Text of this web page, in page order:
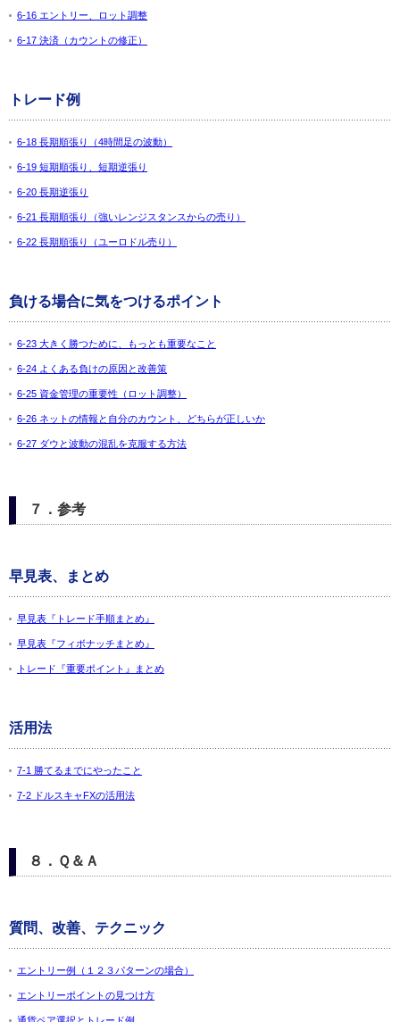
6-16 エントリー、ロット調整
6-17 決済（カウントの修正）
トレード例
6-18 長期順張り（4時間足の波動）
6-19 短期順張り、短期逆張り
6-20 長期逆張り
6-21 長期順張り（強いレンジスタンスからの売り）
6-22 長期順張り（ユーロドル売り）
負ける場合に気をつけるポイント
6-23 大きく勝つために、もっとも重要なこと
6-24 よくある負けの原因と改善策
6-25 資金管理の重要性（ロット調整）
6-26 ネットの情報と自分のカウント、どちらが正しいか
6-27 ダウと波動の混乱を克服する方法
７．参考
早見表、まとめ
早見表『トレード手順まとめ』
早見表『フィボナッチまとめ』
トレード『重要ポイント』まとめ
活用法
7-1 勝てるまでにやったこと
7-2 ドルスキャFXの活用法
８．Ｑ＆Ａ
質問、改善、テクニック
エントリー例（１２３パターンの場合）
エントリーポイントの見つけ方